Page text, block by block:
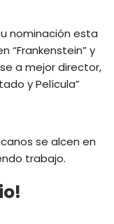
nominación esta
“Frankenstein” y
a mejor director,
y Película”
se alcen en
trabajo.